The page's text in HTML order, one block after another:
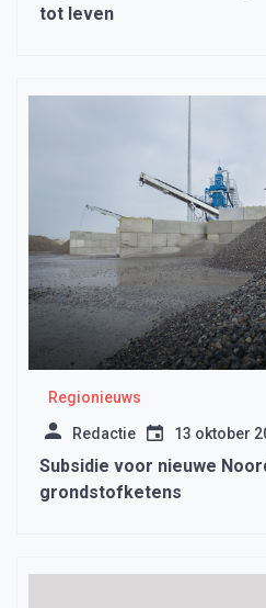
tot leven
Regionieuws
Redactie 13 oktober
Subsidie voor nieuwe
grondstofketens